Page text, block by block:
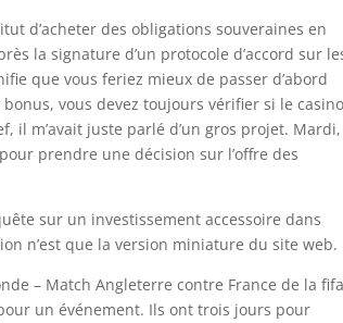
d’acheter des obligations souveraines en
la signature d’un protocole d’accord sur
que vous feriez mieux de passer d’abord
vous devez toujours vérifier si le casino
il m’avait juste parlé d’un gros projet. Mardi,
prendre une décision sur l’offre des
sur un investissement accessoire dans
n’est que la version miniature du site web.
– Match Angleterre contre France de la fifa
un événement. Ils ont trois jours pour